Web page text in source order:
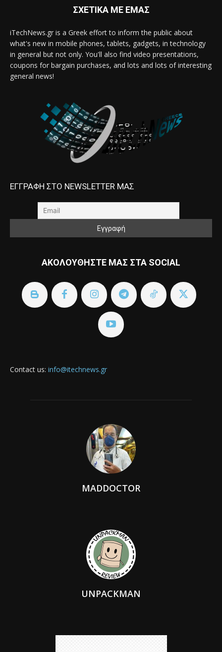
ΣΧΕΤΙΚΑ ΜΕ ΕΜΑΣ
iTechNews.gr is a Greek effort to inform the public about
what's new in mobile phones, tablets, gadgets, in technology
in general but not only. You'll also find video presentations,
coupons for bargain purchases, and lots and lots of interesting
general news!
ΕΓΓΡΑΦΗ ΣΤΟ NEWSLETTER ΜΑΣ
ΑΚΟΛΟΥΘΗΣΤΕ ΜΑΣ ΣΤΑ SOCIAL
Contact us: info@itechnews.gr
MADDOCTOR
UNPACKMAN